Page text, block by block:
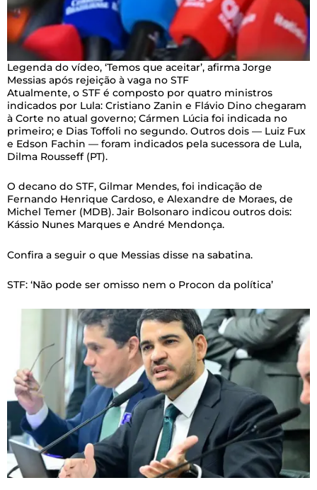
Legenda do vídeo, ‘Temos que aceitar’, afirma Jorge
Messias após rejeição à vaga no STF
Atualmente, o STF é composto por quatro ministros
indicados por Lula: Cristiano Zanin e Flávio Dino chegaram
à Corte no atual governo; Cármen Lúcia foi indicada no
primeiro; e Dias Toffoli no segundo. Outros dois — Luiz Fux
e Edson Fachin — foram indicados pela sucessora de Lula,
Dilma Rousseff (PT).
O decano do STF, Gilmar Mendes, foi indicação de
Fernando Henrique Cardoso, e Alexandre de Moraes, de
Michel Temer (MDB). Jair Bolsonaro indicou outros dois:
Kássio Nunes Marques e André Mendonça.
Confira a seguir o que Messias disse na sabatina.
STF: ‘Não pode ser omisso nem o Procon da política’